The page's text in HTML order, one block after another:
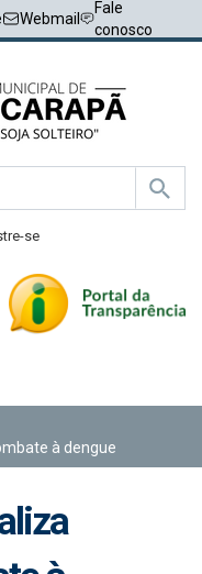
Webmail
Fale
conosco
se
à dengue